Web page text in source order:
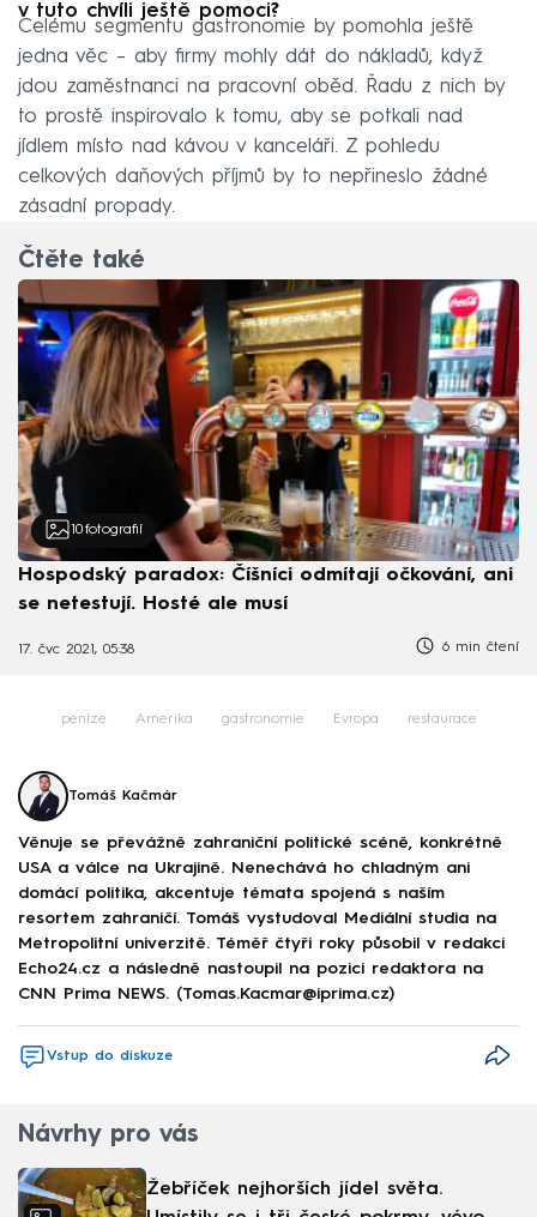
v tuto chvíli ještě pomoci?
Celému segmentu gastronomie by pomohla ještě
jedna věc – aby firmy mohly dát do nákladů, když
jdou zaměstnanci na pracovní oběd. Řadu z nich by
to prostě inspirovalo k tomu, aby se potkali nad
jídlem místo nad kávou v kanceláři. Z pohledu
celkových daňových příjmů by to nepřineslo žádné
zásadní propady.
Čtěte také
10 fotografií
Hospodský paradox: Číšníci odmítají očkování, ani
se netestují. Hosté ale musí
17. čvc 2021, 05:38 6 min čtení
peníze Amerika gastronomie Evropa restaurace
Tomáš Kačmár
Věnuje se převážně zahraniční politické scéně, konkrétně
USA a válce na Ukrajině. Nenechává ho chladným ani
domácí politika, akcentuje témata spojená s naším
resortem zahraničí. Tomáš vystudoval Mediální studia na
Metropolitní univerzitě. Téměř čtyři roky působil v redakci
Echo24.cz a následně nastoupil na pozici redaktora na
CNN Prima NEWS. (Tomas.Kacmar@iprima.cz)
Vstup do diskuze
Návrhy pro vás
Žebříček nejhorších jídel světa.